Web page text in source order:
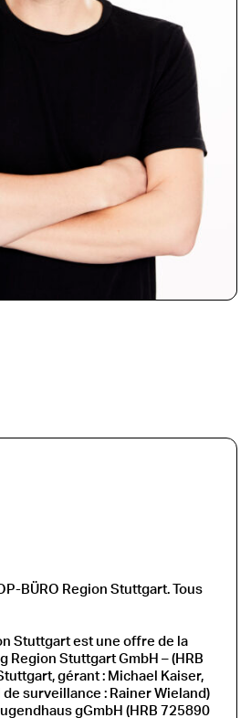
BÜRO Region Stuttgart. Tous
Stuttgart est une offre de la
Stuttgart GmbH – (HRB
gérant : Michael Kaiser,
surveillance : Rainer Wieland)
gGmbH (HRB 725890